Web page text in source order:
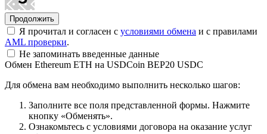
Я прочитал и согласен с условиями обмена и с правилами
AML проверки.
Не запоминать введенные данные
Обмен Ethereum ETH на USDCoin BEP20 USDC
Для обмена вам необходимо выполнить несколько шагов:
Заполните все поля представленной формы. Нажмите
кнопку «Обменять».
Ознакомьтесь с условиями договора на оказание услуг